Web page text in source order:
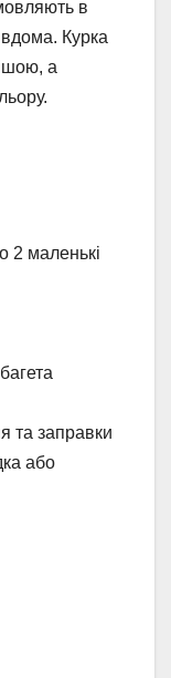
в
вдома. Курка
а
2 маленькі
та заправки
або